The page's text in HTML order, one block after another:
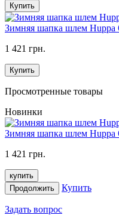
Купить
Зимняя шапка шлем Huppa
1 421 грн.
Купить
Просмотренные товары
Новинки
Зимняя шапка шлем Huppa
1 421 грн.
купить
Продолжить
Купить
Задать вопрос